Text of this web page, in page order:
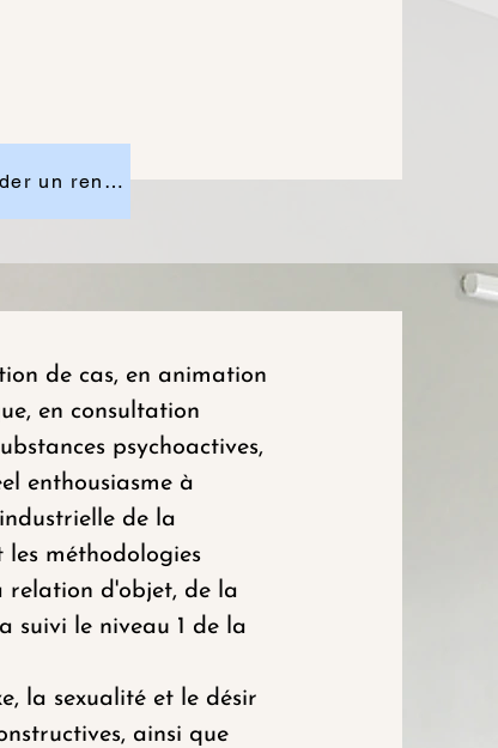
Cliquez ici pour voir des détails supplémentaires ou pour demander un rendez-vous
de cas, en animation
en consultation
psychoactives,
enthousiasme à
de la
méthodologies
relation d'objet, de la
suivi le niveau 1 de la
la sexualité et le désir
ainsi que